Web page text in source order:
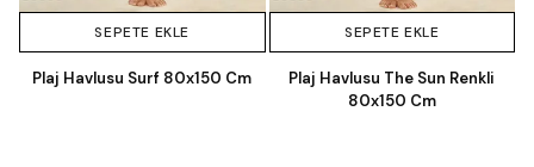
SEPETE EKLE
Plaj Havlusu Surf 80x150 Cm
SEPETE EKLE
Plaj Havlusu The Sun Renkli
80x150 Cm